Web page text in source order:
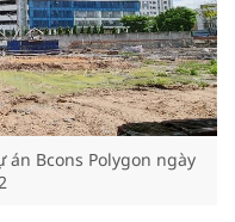
Bcons Polygon ngày